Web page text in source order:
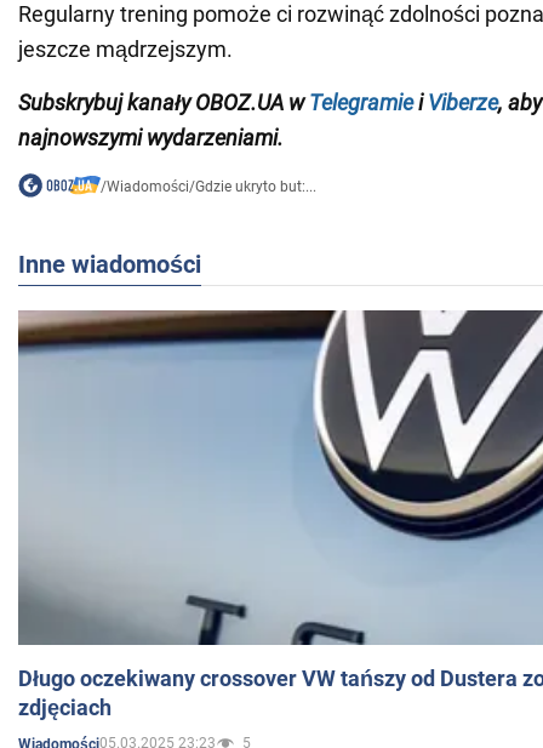
Regularny trening pomoże ci rozwinąć zdolności
jeszcze mądrzejszym.
Subskrybuj kanały OBOZ.UA wTelegramieiViberze,
najnowszymi wydarzeniami.
/Wiadomości/Gdzie ukryto but:...
Inne wiadomości
Długo oczekiwany crossover VW tańszy od Dustera
zdjęciach
Wiadomości05.03.2025 23:23 5